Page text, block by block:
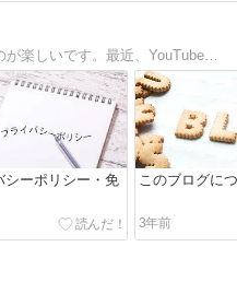
ゲームのプレイ動画を編集するのが楽しいです。最近、YouTubeにも投稿しました！ よろしければご視聴くださいませ。
シーポリシー・免
このブログに
3年前